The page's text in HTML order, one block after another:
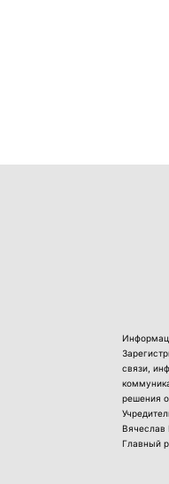
связи,
решения
Вячеслав
Главный